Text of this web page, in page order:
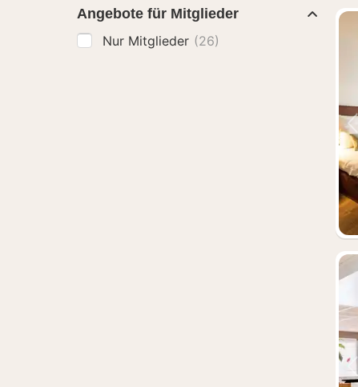
Angebote für Mitglieder
Nur Mitglieder (26)